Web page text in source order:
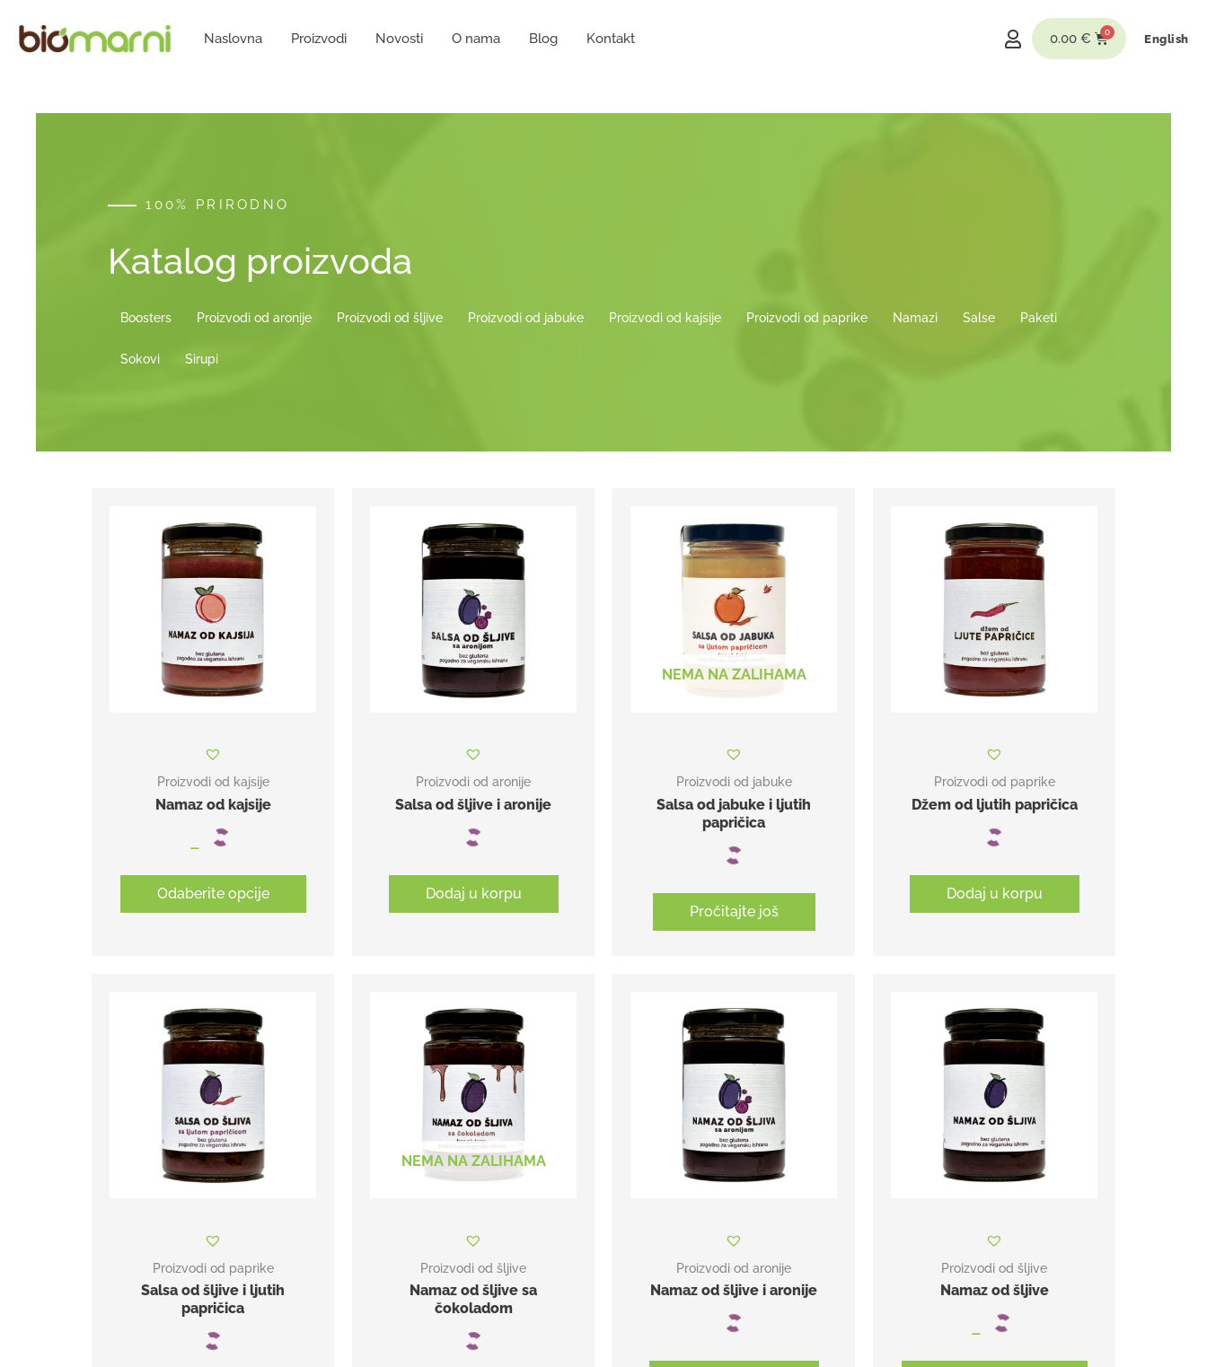
Naslovna Proizvodi Novosti O nama Blog Kontakt 0.00 € English
100% PRIRODNO
Katalog proizvoda
Boosters Proizvodi od aronije Proizvodi od šljive Proizvodi od jabuke Proizvodi od kajsije Proizvodi od paprike Namazi Salse Paketi
Sokovi Sirupi
Proizvodi od kajsije
Namaz od kajsije
–
Odaberite opcije
Proizvodi od aronije
Salsa od šljive i aronije
Dodaj u korpu
NEMA NA ZALIHAMA
Proizvodi od jabuke
Salsa od jabuke i ljutih
papričica
Pročitajte još
Proizvodi od paprike
Džem od ljutih papričica
Dodaj u korpu
Proizvodi od paprike
Salsa od šljive i ljutih
papričica
NEMA NA ZALIHAMA
Proizvodi od šljive
Namaz od šljive sa
čokoladom
Proizvodi od aronije
Namaz od šljive i aronije
Proizvodi od šljive
Namaz od šljive
–